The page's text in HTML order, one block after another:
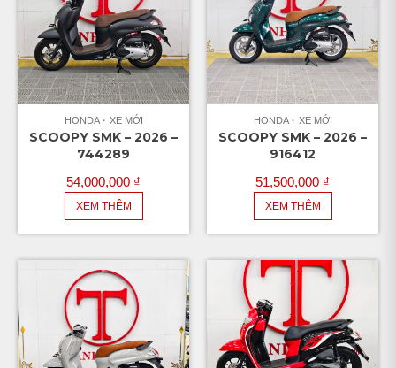
HONDA XE MỚI
SCOOPY SMK – 2026 –
744289
54,000,000 ₫
XEM THÊM
HONDA XE MỚI
SCOOPY SMK – 2026 –
916412
51,500,000 ₫
XEM THÊM